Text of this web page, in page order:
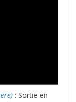
: Sortie en